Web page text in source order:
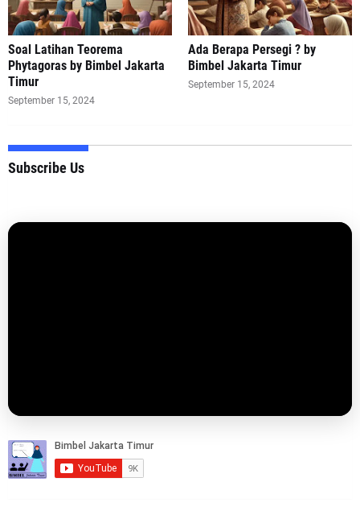
Soal Latihan Teorema
Phytagoras by Bimbel Jakarta
Timur
September 15, 2024
Ada Berapa Persegi ? by
Bimbel Jakarta Timur
September 15, 2024
Subscribe Us